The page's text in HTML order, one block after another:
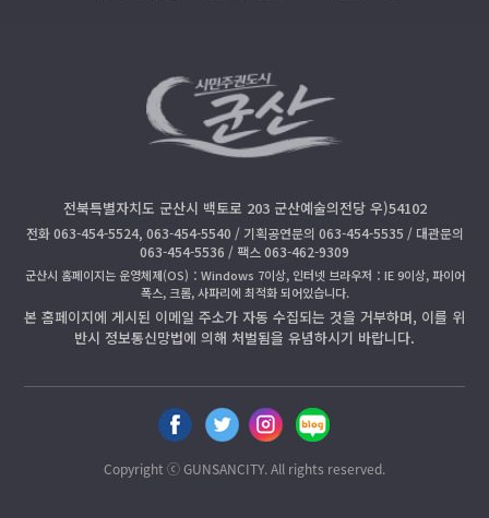
전북특별자치도 군산시 백토로 203 군산예술의전당 우)54102
전화 063-454-5524, 063-454-5540 / 기획공연문의 063-454-5535 / 대관문의
063-454-5536 / 팩스 063-462-9309
군산시 홈페이지는 운영체제(OS)：Windows 7이상, 인터넷 브라우저：IE 9이상, 파이어
폭스, 크롬, 사파리에 최적화 되어있습니다.
본 홈페이지에 게시된 이메일 주소가 자동 수집되는 것을 거부하며, 이를 위
반시 정보통신망법에 의해 처벌됨을 유념하시기 바랍니다.
페
이
스
트
위
터
인
스
타
블
로
그
Copyright ⓒ GUNSANCITY. All rights reserved.